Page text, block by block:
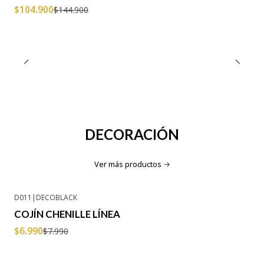
$104.900$144.900
DECORACIÓN
Ver más productos
-13% OFF
D011 |DECOBLACK
COJÍN CHENILLE LÍNEA
$6.990$7.990